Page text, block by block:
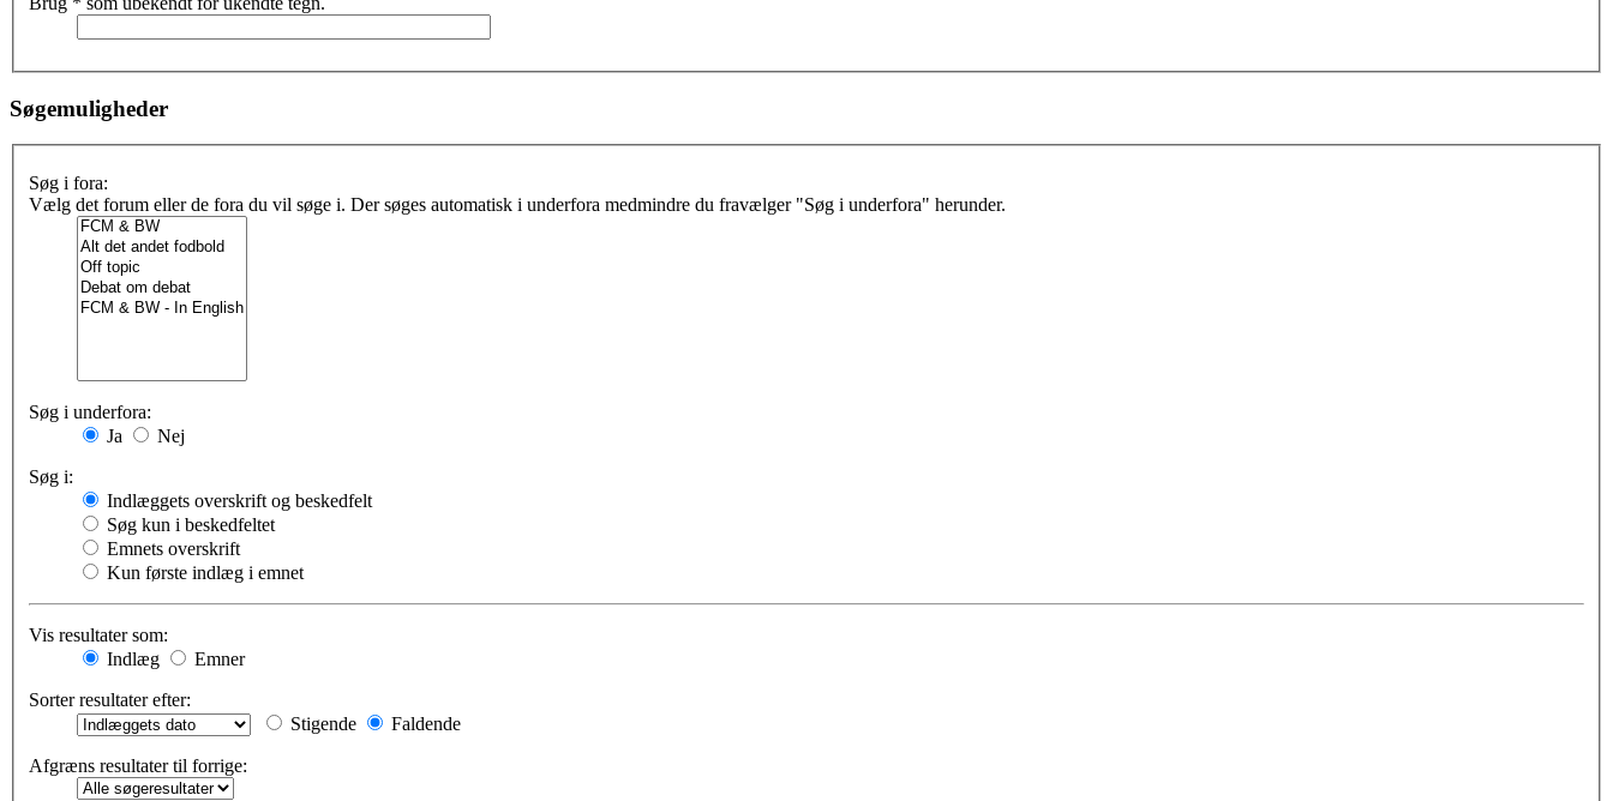
Søgemuligheder
Søg i fora:
Vælg det forum eller de fora du vil søge i. Der søges automatisk i underfora medmindre du fravælger "Søg i underfora" herunder.
Søg i underfora:
Ja
Nej
Søg i:
Indlæggets overskrift og beskedfelt
Søg kun i beskedfeltet
Emnets overskrift
Kun første indlæg i emnet
Vis resultater som:
Indlæg
Emner
Sorter resultater efter:
Stigende
Faldende
Afgræns resultater til forrige: